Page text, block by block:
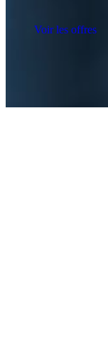
Voir les offres